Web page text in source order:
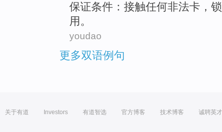
保证条件 ： 接触任何非法卡 ，锁
用 。
youdao
更多双语例句
关于有道 Investors 有道智选 官方博客 技术博客 诚聘英才